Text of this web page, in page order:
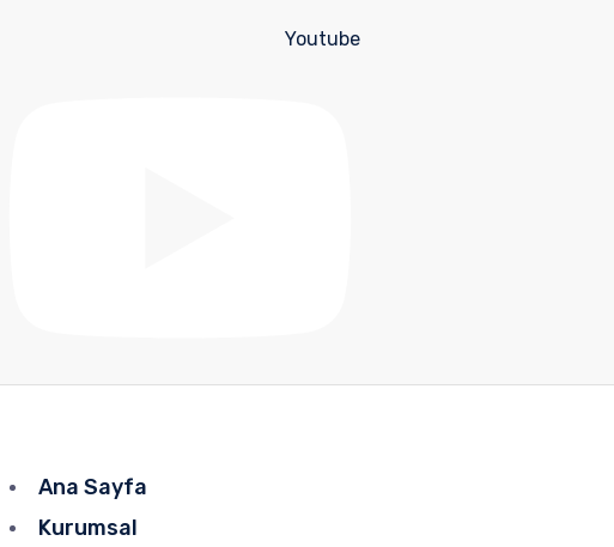
Youtube
Ana Sayfa
Kurumsal